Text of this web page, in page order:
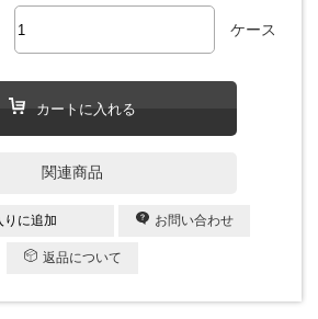
ケース
カートに入れる
関連商品
りに追加 お問い合わせ
返品について